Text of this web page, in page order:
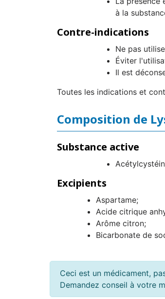
à la
Contre-indications
Ne pas
Éviter
Il est
Toutes les indications et
Composition de
Substance active
Excipients
Aspartame;
Acide citrique
Arôme citron;
Bicarbonate de
Ceci est un médicament,
Demandez conseil à votre